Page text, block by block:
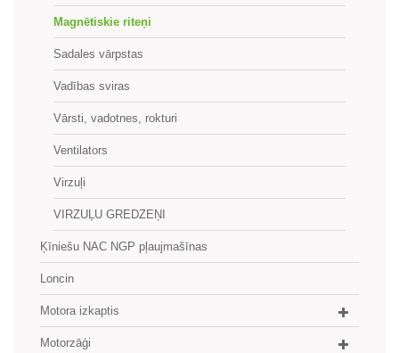
Magnētiskie riteņi
Sadales vārpstas
Vadības sviras
Vārsti, vadotnes, rokturi
Ventilators
Virzuļi
VIRZUĻU GREDZEŅI
Ķīniešu NAC NGP pļaujmašīnas
Loncin
Motora izkaptis
Motorzāģi